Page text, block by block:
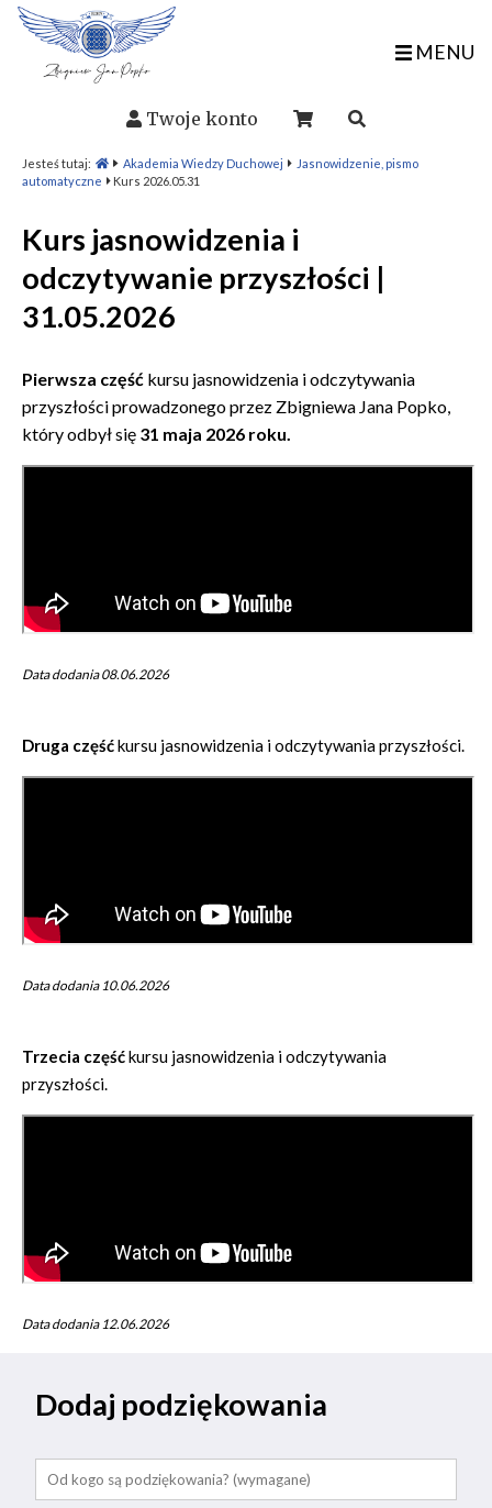
MENU
Twoje konto
Jesteś tutaj: Akademia Wiedzy Duchowej
Jasnowidzenie, pismo
automatyczne
Kurs 2026.05.31
Kurs jasnowidzenia i
odczytywanie przyszłości |
31.05.2026
Pierwsza część kursu jasnowidzenia i odczytywania
przyszłości prowadzonego przez Zbigniewa Jana Popko,
który odbył się 31 maja 2026 roku.
Data dodania 08.06.2026
Druga częśćkursu jasnowidzenia i odczytywania przyszłości.
Data dodania 10.06.2026
Trzecia częśćkursu jasnowidzenia i odczytywania
przyszłości.
Data dodania 12.06.2026
Dodaj podziękowania